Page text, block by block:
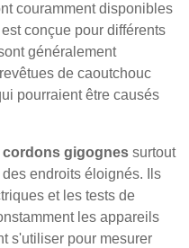
couramment disponibles
conçue pour différents
généralement
de caoutchouc
pourraient être causés
cordons gigognes surtout
endroits éloignés. Ils
et les tests de
les appareils
s'utiliser pour mesurer